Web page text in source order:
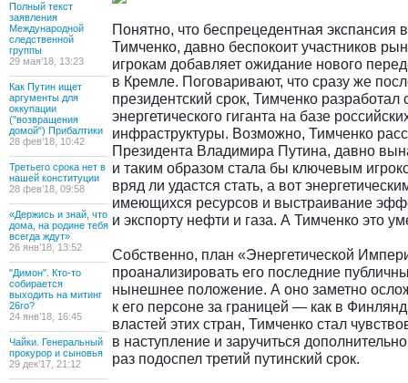
Полный текст
заявления
Международной
следственной
группы
29 мая’18, 13:23
Как Путин ищет
аргументы для
оккупации
("возвращения
домой") Прибалтики
28 фев’18, 10:42
Третьего срока нет в
нашей конституции
28 фев’18, 09:58
«Держись и знай, что
дома, на родине тебя
всегда ждут»
26 янв’18, 13:52
"Димон". Кто-то
собирается
выходить на митинг
26го?
24 янв’18, 16:45
Чайки. Генеральный
прокурор и сыновья
29 дек’17, 21:12
Понятно, что беспрецедентная экспансия
Тимченко, давно беспокоит участников
игрокам добавляет ожидание нового
в Кремле. Поговаривают, что сразу же
президентский срок, Тимченко
энергетического гиганта на базе
инфраструктуры. Возможно, Тимченко
Президента Владимира Путина, давно
и таким образом стала бы ключевым
вряд ли удастся стать, а вот
имеющихся ресурсов и выстраивание
и экспорту нефти и газа. А Тимченко это
Собственно, план «Энергетической
проанализировать его последние
нынешнее положение. А оно заметно
к его персоне за границей — как в
властей этих стран, Тимченко стал
в наступление и заручиться
раз подоспел третий путинский срок.